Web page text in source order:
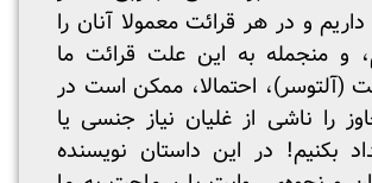
و در هر قرائت معمولا آنان را
و منجمله به این علت قرائت ما
(آلتوسر)، احتمالا، ممکن است در
را ناشی از غلیان نیاز جنسی یا
بکنیم! در این داستان نویسنده